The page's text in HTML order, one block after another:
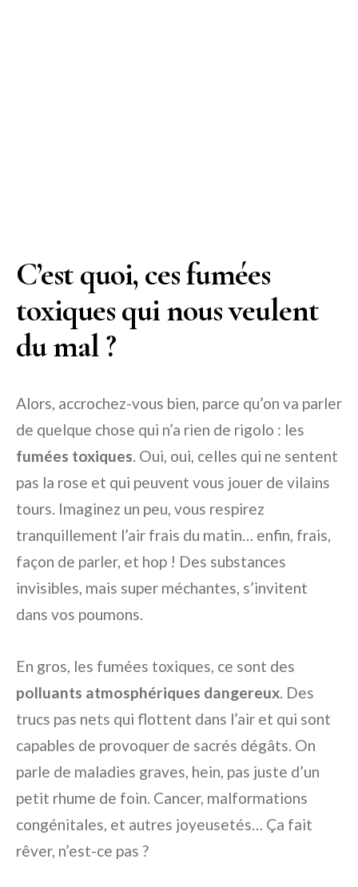
C’est quoi, ces fumées
toxiques qui nous veulent
du mal ?
Alors, accrochez-vous bien, parce qu’on va parler
de quelque chose qui n’a rien de rigolo : les
fumées toxiques. Oui, oui, celles qui ne sentent
pas la rose et qui peuvent vous jouer de vilains
tours. Imaginez un peu, vous respirez
tranquillement l’air frais du matin… enfin, frais,
façon de parler, et hop ! Des substances
invisibles, mais super méchantes, s’invitent
dans vos poumons.
En gros, les fumées toxiques, ce sont des
polluants atmosphériques dangereux. Des
trucs pas nets qui flottent dans l’air et qui sont
capables de provoquer de sacrés dégâts. On
parle de maladies graves, hein, pas juste d’un
petit rhume de foin. Cancer, malformations
congénitales, et autres joyeusetés… Ça fait
rêver, n’est-ce pas ?